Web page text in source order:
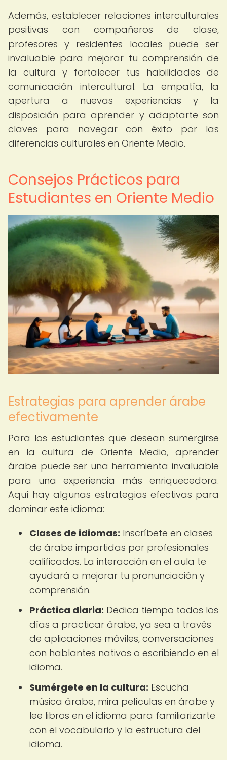
Además, establecer relaciones interculturales
positivas con compañeros de clase,
profesores y residentes locales puede ser
invaluable para mejorar tu comprensión de
la cultura y fortalecer tus habilidades de
comunicación intercultural. La empatía, la
apertura a nuevas experiencias y la
disposición para aprender y adaptarte son
claves para navegar con éxito por las
diferencias culturales en Oriente Medio.
Consejos Prácticos para
Estudiantes en Oriente Medio
Estrategias para aprender árabe
efectivamente
Para los estudiantes que desean sumergirse
en la cultura de Oriente Medio, aprender
árabe puede ser una herramienta invaluable
para una experiencia más enriquecedora.
Aquí hay algunas estrategias efectivas para
dominar este idioma:
Clases de idiomas: Inscríbete en clases
de árabe impartidas por profesionales
calificados. La interacción en el aula te
ayudará a mejorar tu pronunciación y
comprensión.
Práctica diaria: Dedica tiempo todos los
días a practicar árabe, ya sea a través
de aplicaciones móviles, conversaciones
con hablantes nativos o escribiendo en el
idioma.
Sumérgete en la cultura: Escucha
música árabe, mira películas en árabe y
lee libros en el idioma para familiarizarte
con el vocabulario y la estructura del
idioma.